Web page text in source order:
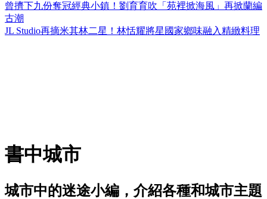
曾擠下九份奪冠經典小鎮！劉育育吹「苑裡掀海風」再掀蘭編
古潮
JL Studio再摘米其林二星！林恬耀將星國家鄉味融入精緻料理
書中城市
城市中的迷途小編，介紹各種和城市主題